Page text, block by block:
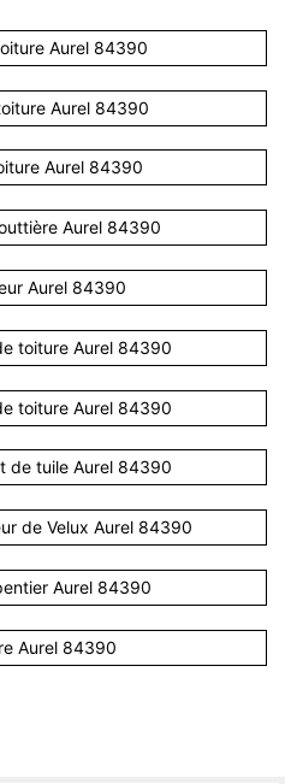
Aurel 84390
Aurel 84390
Aurel 84390
Aurel 84390
Aurel 84390
toiture Aurel 84390
toiture Aurel 84390
de tuile Aurel 84390
de Velux Aurel 84390
Aurel 84390
Aurel 84390